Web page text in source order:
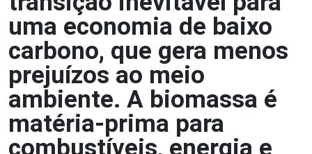
uma economia de baixo
carbono, que gera menos
prejuízos ao meio
ambiente. A biomassa é
matéria-prima para
combustíveis, energia e